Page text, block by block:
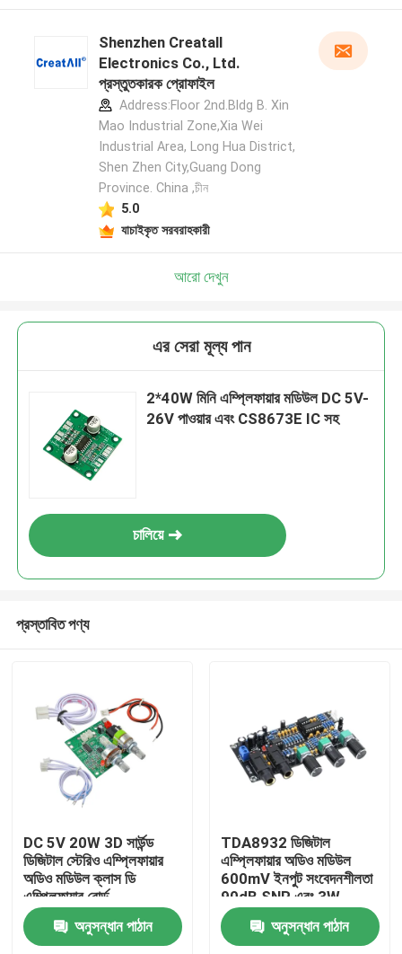
Shenzhen Creatall
Electronics Co., Ltd.
প্রস্তুতকারক প্রোফাইল
Address:Floor 2nd.Bldg B. Xin
Mao Industrial Zone,Xia Wei
Industrial Area, Long Hua District,
Shen Zhen City,Guang Dong
Province. China ,চীন
5.0
যাচাইকৃত সরবরাহকারী
আরো দেখুন
এর সেরা মূল্য পান
2*40W মিনি এম্প্লিফায়ার মডিউল DC 5V-
26V পাওয়ার এবং CS8673E IC সহ
চালিয়ে
প্রস্তাবিত পণ্য
DC 5V 20W 3D সার্উন্ড
ডিজিটাল স্টেরিও এম্প্লিফায়ার
অডিও মডিউল ক্লাস ডি
এম্প্লিফায়ার বোর্ড
অনুসন্ধান পাঠান
TDA8932 ডিজিটাল
এম্প্লিফায়ার অডিও মডিউল
600mV ইনপুট সংবেদনশীলতা
90dB SNR এবং 3W
আউটপুট পাওয়ার সহ
অনুসন্ধান পাঠান